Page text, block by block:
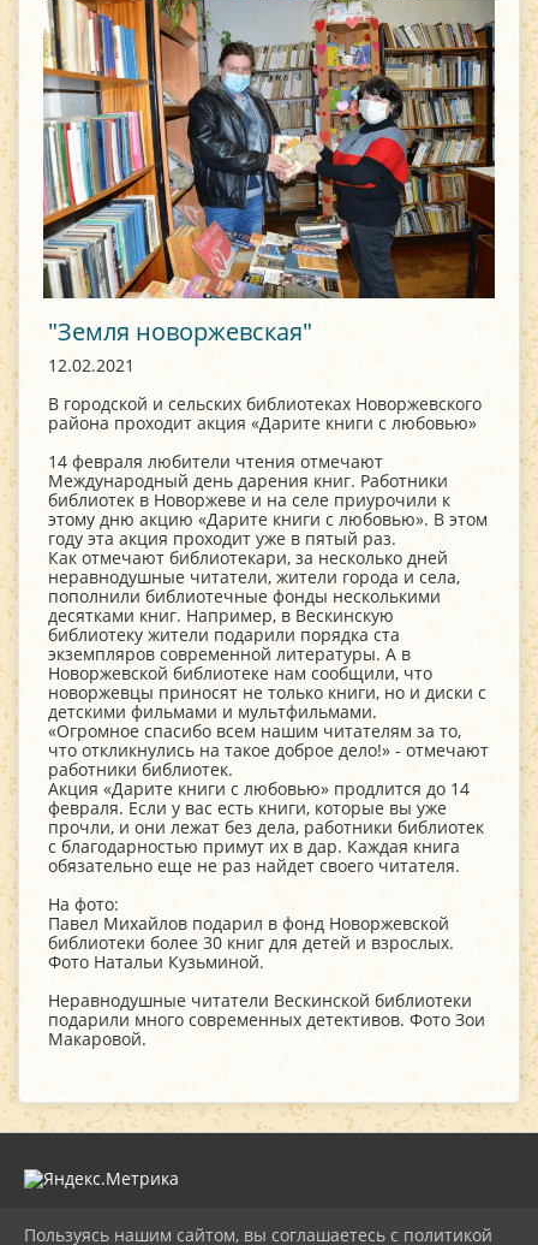
"Земля новоржевская"
12.02.2021
В городской и сельских библиотеках Новоржевского
района проходит акция «Дарите книги с любовью»
14 февраля любители чтения отмечают
Международный день дарения книг. Работники
библиотек в Новоржеве и на селе приурочили к
этому дню акцию «Дарите книги с любовью». В этом
году эта акция проходит уже в пятый раз.
Как отмечают библиотекари, за несколько дней
неравнодушные читатели, жители города и села,
пополнили библиотечные фонды несколькими
десятками книг. Например, в Вескинскую
библиотеку жители подарили порядка ста
экземпляров современной литературы. А в
Новоржевской библиотеке нам сообщили, что
новоржевцы приносят не только книги, но и диски с
детскими фильмами и мультфильмами.
«Огромное спасибо всем нашим читателям за то,
что откликнулись на такое доброе дело!» - отмечают
работники библиотек.
Акция «Дарите книги с любовью» продлится до 14
февраля. Если у вас есть книги, которые вы уже
прочли, и они лежат без дела, работники библиотек
с благодарностью примут их в дар. Каждая книга
обязательно еще не раз найдет своего читателя.
На фото:
Павел Михайлов подарил в фонд Новоржевской
библиотеки более 30 книг для детей и взрослых.
Фото Натальи Кузьминой.
Неравнодушные читатели Вескинской библиотеки
подарили много современных детективов. Фото Зои
Макаровой.
Пользуясь нашим сайтом, вы соглашаетесь с политикой